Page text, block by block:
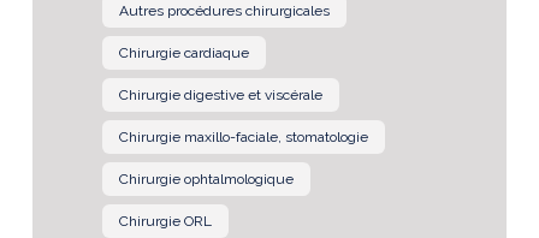
Autres procédures chirurgicales
Chirurgie cardiaque
Chirurgie digestive et viscérale
Chirurgie maxillo-faciale, stomatologie
Chirurgie ophtalmologique
Chirurgie ORL